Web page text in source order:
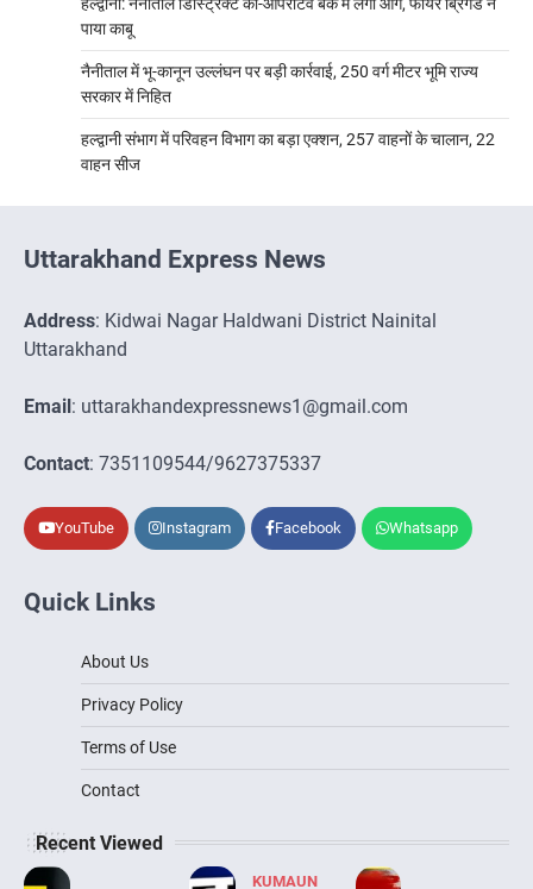
पाया काबू
नैनीताल में भू-कानून उल्लंघन पर बड़ी कार्रवाई, 250 वर्ग मीटर भूमि राज्य
सरकार में निहित
हल्द्वानी संभाग में परिवहन विभाग का बड़ा एक्शन, 257 वाहनों के चालान, 22
वाहन सीज
Uttarakhand Express News
Address: Kidwai Nagar Haldwani District Nainital
Uttarakhand
Email: uttarakhandexpressnews1@gmail.com
Contact: 7351109544/9627375337
YouTube Instagram Facebook Whatsapp
Quick Links
About Us
Privacy Policy
Terms of Use
Contact
Recent Viewed
KUMAUN